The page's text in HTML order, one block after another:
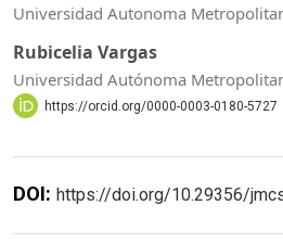
Universidad Autonoma
Rubicelia Vargas
Universidad Autónoma
https://orcid.org/0000-0003-0180-5727
DOI: https://doi.org/10.29356/